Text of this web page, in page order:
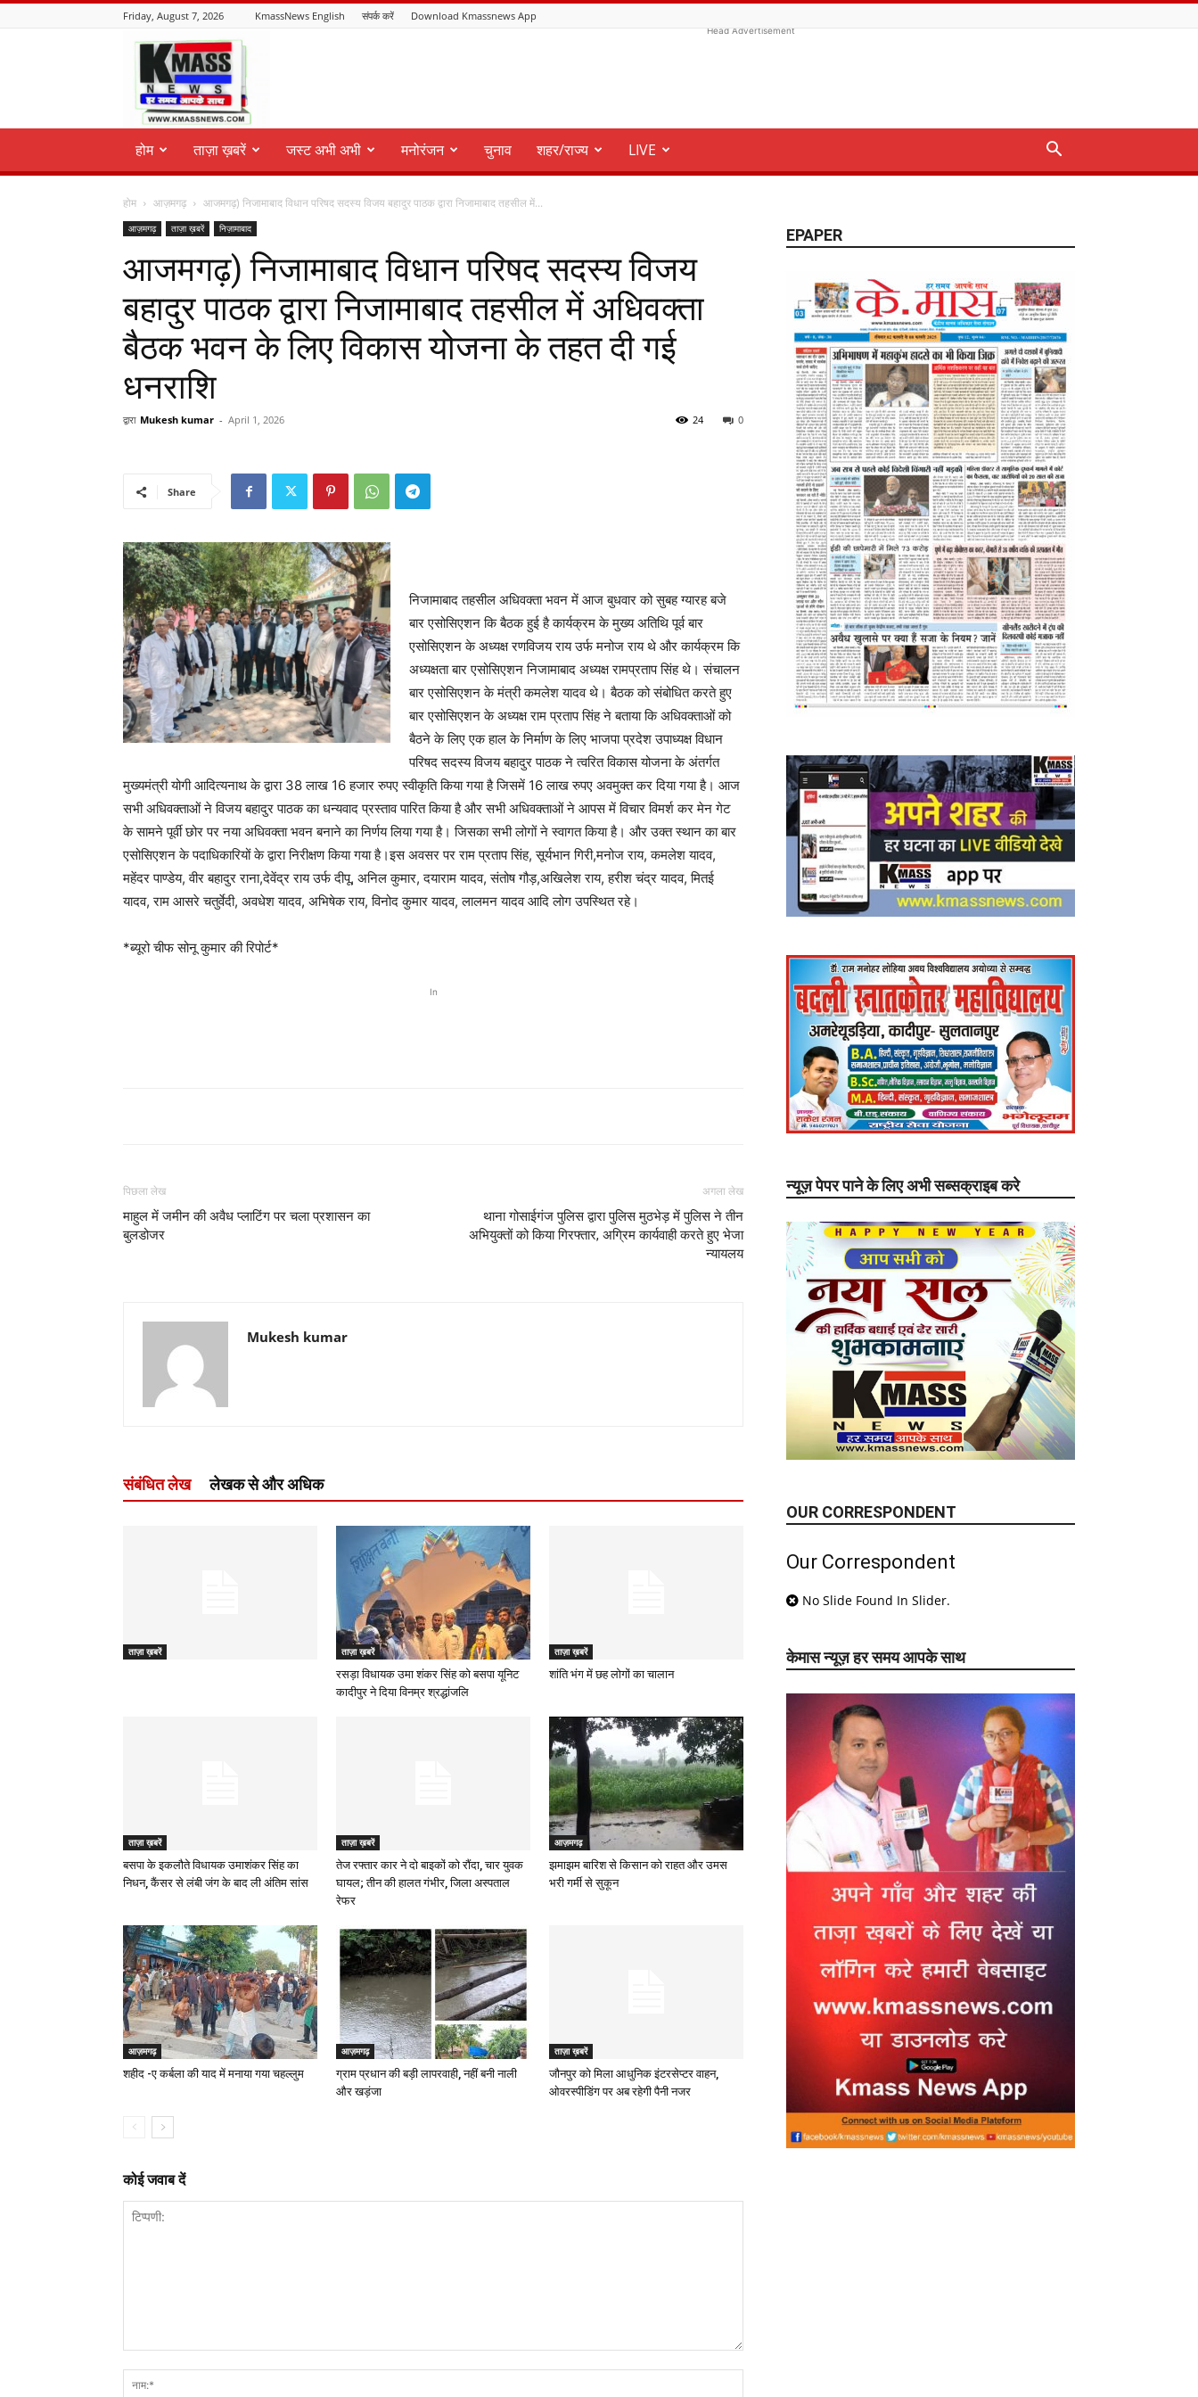
Friday, August 7, 2026 KmassNews English संपर्क करें Download Kmassnews App
KmassNews
Head Advertisement
होम ताज़ा ख़बरें जस्ट अभी अभी मनोरंजन चुनाव शहर/राज्य LIVE
होम आज़मगढ़ आजमगढ़) निजामाबाद विधान परिषद सदस्य विजय बहादुर पाठक द्वारा निजामाबाद तहसील में...
आज़मगढ़ ताज़ा ख़बरें निज़ामाबाद
आजमगढ़) निजामाबाद विधान परिषद सदस्य विजय
बहादुर पाठक द्वारा निजामाबाद तहसील में अधिवक्ता
बैठक भवन के लिए विकास योजना के तहत दी गई
धनराशि
द्वारा Mukesh kumar - April 1, 2026 0
24
Share
निजामाबाद तहसील अधिवक्ता भवन में आज बुधवार को सुबह ग्यारह बजे
बार एसोसिएशन कि बैठक हुई है कार्यक्रम के मुख्य अतिथि पूर्व बार
एसोसिएशन के अध्यक्ष रणविजय राय उर्फ मनोज राय थे और कार्यक्रम कि
अध्यक्षता बार एसोसिएशन निजामाबाद अध्यक्ष रामप्रताप सिंह थे। संचालन
बार एसोसिएशन के मंत्री कमलेश यादव थे। बैठक को संबोधित करते हुए
बार एसोसिएशन के अध्यक्ष राम प्रताप सिंह ने बताया कि अधिवक्ताओं को
बैठने के लिए एक हाल के निर्माण के लिए भाजपा प्रदेश उपाध्यक्ष विधान
परिषद सदस्य विजय बहादुर पाठक ने त्वरित विकास योजना के अंतर्गत
मुख्यमंत्री योगी आदित्यनाथ के द्वारा 38 लाख 16 हजार रुपए स्वीकृति किया गया है जिसमें 16 लाख रुपए अवमुक्त कर दिया गया है। आज
सभी अधिवक्ताओं ने विजय बहादुर पाठक का धन्यवाद प्रस्ताव पारित किया है और सभी अधिवक्ताओं ने आपस में विचार विमर्श कर मेन गेट
के सामने पूर्वी छोर पर नया अधिवक्ता भवन बनाने का निर्णय लिया गया है। जिसका सभी लोगों ने स्वागत किया है। और उक्त स्थान का बार
एसोसिएशन के पदाधिकारियों के द्वारा निरीक्षण किया गया है।इस अवसर पर राम प्रताप सिंह, सूर्यभान गिरी,मनोज राय, कमलेश यादव,
महेंदर पाण्डेय, वीर बहादुर राना,देवेंद्र राय उर्फ दीपू, अनिल कुमार, दयाराम यादव, संतोष गौड़,अखिलेश राय, हरीश चंद्र यादव, मितई
यादव, राम आसरे चतुर्वेदी, अवधेश यादव, अभिषेक राय, विनोद कुमार यादव, लालमन यादव आदि लोग उपस्थित रहे।
*ब्यूरो चीफ सोनू कुमार की रिपोर्ट*
In
पिछला लेख
माहुल में जमीन की अवैध प्लाटिंग पर चला प्रशासन का
बुलडोजर
अगला लेख
थाना गोसाईगंज पुलिस द्वारा पुलिस मुठभेड़ में पुलिस ने तीन
अभियुक्तों को किया गिरफ्तार, अग्रिम कार्यवाही करते हुए भेजा
न्यायलय
Mukesh kumar
संबंधित लेख लेखक से और अधिक
ताज़ा ख़बरें ताज़ा ख़बरें
रसड़ा विधायक उमा शंकर सिंह को बसपा यूनिट
कादीपुर ने दिया विनम्र श्रद्धांजलि
ताज़ा ख़बरें
शांति भंग में छह लोगों का चालान
ताज़ा ख़बरें
बसपा के इकलौते विधायक उमाशंकर सिंह का
निधन, कैंसर से लंबी जंग के बाद ली अंतिम सांस
ताज़ा ख़बरें
तेज रफ्तार कार ने दो बाइकों को रौंदा, चार युवक
घायल; तीन की हालत गंभीर, जिला अस्पताल
रेफर
आज़मगढ़
झमाझम बारिश से किसान को राहत और उमस
भरी गर्मी से सुकून
आज़मगढ़
शहीद -ए कर्बला की याद में मनाया गया चहल्लुम
आज़मगढ़
ग्राम प्रधान की बड़ी लापरवाही, नहीं बनी नाली
और खड़ंजा
ताज़ा ख़बरें
जौनपुर को मिला आधुनिक इंटरसेप्टर वाहन,
ओवरस्पीडिंग पर अब रहेगी पैनी नजर
कोई जवाब दें
EPAPER
न्यूज़ पेपर पाने के लिए अभी सब्सक्राइब करे
OUR CORRESPONDENT
Our Correspondent
No Slide Found In Slider.
केमास न्यूज़ हर समय आपके साथ